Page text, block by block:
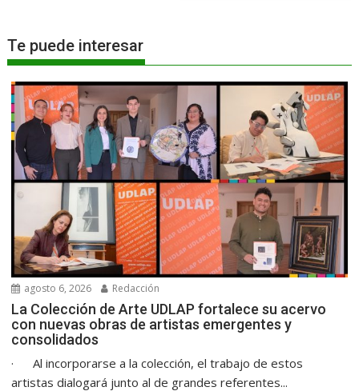
Te puede interesar
agosto 6, 2026 Redacción
La Colección de Arte UDLAP fortalece su acervo
con nuevas obras de artistas emergentes y
consolidados
· Al incorporarse a la colección, el trabajo de estos
artistas dialogará junto al de grandes referentes...